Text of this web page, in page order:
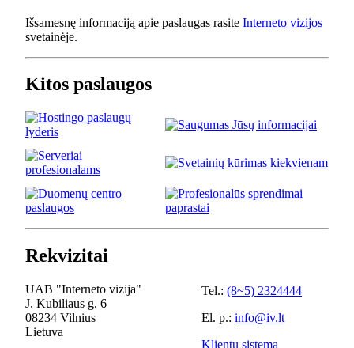
Išsamesnę informaciją apie paslaugas rasite Interneto vizijos
svetainėje.
Kitos paslaugos
Rekvizitai
UAB "Interneto vizija"
J. Kubiliaus g. 6
08234 Vilnius
Lietuva
Tel.: (8~5) 2324444
El. p.: info@iv.lt
Klientų sistema